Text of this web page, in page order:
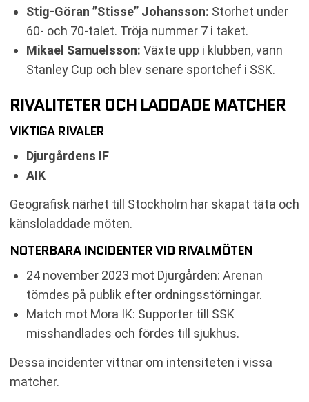
Stig-Göran ”Stisse” Johansson: Storhet under
60- och 70-talet. Tröja nummer 7 i taket.
Mikael Samuelsson: Växte upp i klubben, vann
Stanley Cup och blev senare sportchef i SSK.
RIVALITETER OCH LADDADE MATCHER
VIKTIGA RIVALER
Djurgårdens IF
AIK
Geografisk närhet till Stockholm har skapat täta och
känsloladdade möten.
NOTERBARA INCIDENTER VID RIVALMÖTEN
24 november 2023 mot Djurgården: Arenan
tömdes på publik efter ordningsstörningar.
Match mot Mora IK: Supporter till SSK
misshandlades och fördes till sjukhus.
Dessa incidenter vittnar om intensiteten i vissa
matcher.